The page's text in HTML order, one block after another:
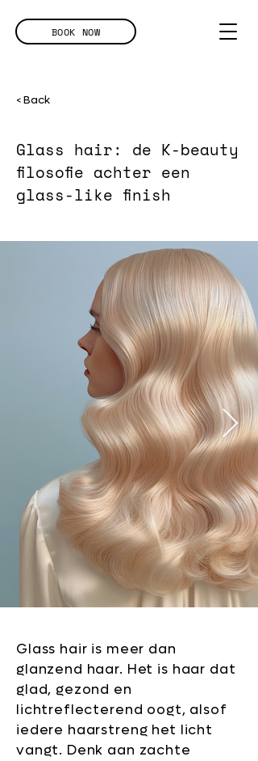
BOOK NOW
< Back
Glass hair: de K-beauty
filosofie achter een
glass-like finish
Glass hair is meer dan
glanzend haar. Het is haar dat
glad, gezond en
lichtreflecterend oogt, alsof
iedere haarstreng het licht
vangt. Denk aan zachte